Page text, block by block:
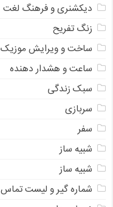
دیکشنری و فرهنگ لغت
زنگ تفریح
ساخت و ویرایش موزیک
ساعت و هشدار دهنده
سبک زندگی
سربازی
سفر
شبیه ساز
شبیه ساز
شماره گیر و لیست تماس